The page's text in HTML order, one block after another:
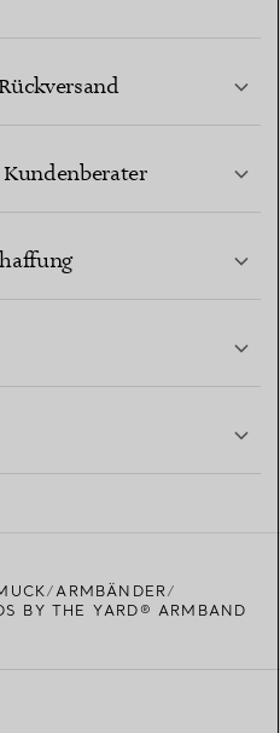
Kundenberater
ARMBÄNDER
BY THE YARD® ARMBAND